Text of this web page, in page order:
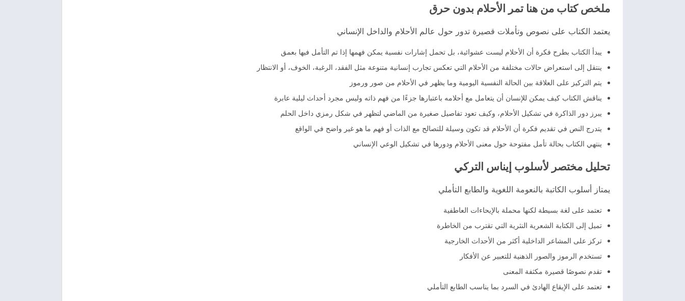
ملخص كتاب من هنا تمر الأحلام بدون حرق
يعتمد الكتاب على نصوص وتأملات قصيرة تدور حول عالم الأحلام والداخل الإنساني
يبدأ الكتاب بطرح فكرة أن الأحلام ليست عشوائية، بل تحمل إشارات نفسية يمكن فهمها إذا تم التأمل فيها بعمق
ينتقل إلى استعراض حالات مختلفة من الأحلام التي تعكس تجارب إنسانية متنوعة مثل الفقد، الرغبة، الخوف، أو الانتظار
يتم التركيز على العلاقة بين الحالة النفسية اليومية وما يظهر في الأحلام من صور ورموز
يناقش الكتاب كيف يمكن للإنسان أن يتعامل مع أحلامه باعتبارها جزءًا من فهم ذاته وليس مجرد أحداث ليلية عابرة
يبرز دور الذاكرة في تشكيل الأحلام، وكيف تعود تفاصيل صغيرة من الماضي لتظهر في شكل رمزي داخل الحلم
يتدرج النص في تقديم فكرة أن الأحلام قد تكون وسيلة للتصالح مع الذات أو فهم ما هو غير واضح في الواقع
ينتهي الكتاب بحالة تأمل مفتوحة حول معنى الأحلام ودورها في تشكيل الوعي الإنساني
تحليل مختصر لأسلوب إيناس التركي
يمتاز أسلوب الكاتبة بالنعومة اللغوية والطابع التأملي
تعتمد على لغة بسيطة لكنها محملة بالإيحاءات العاطفية
تميل إلى الكتابة الشعرية النثرية التي تقترب من الخاطرة
تركز على المشاعر الداخلية أكثر من الأحداث الخارجية
تستخدم الرموز والصور الذهنية للتعبير عن الأفكار
تقدم نصوصًا قصيرة مكثفة المعنى
تعتمد على الإيقاع الهادئ في السرد بما يناسب الطابع التأملي